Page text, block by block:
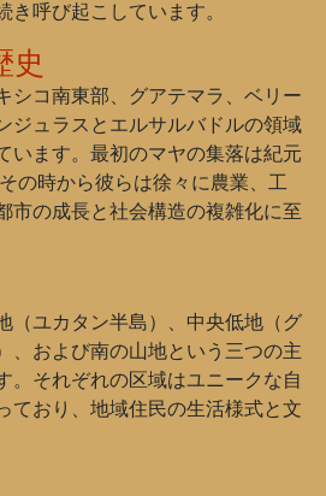
き呼び起こしています。
史
シコ南東部、グアテマラ、ベリー
ジュラスとエルサルバドルの領域
います。最初のマヤの集落は紀元
の時から彼らは徐々に農業、工
市の成長と社会構造の複雑化に至
（ユカタン半島）、中央低地（グ
、および南の山地という三つの主
。それぞれの区域はユニークな自
ており、地域住民の生活様式と文